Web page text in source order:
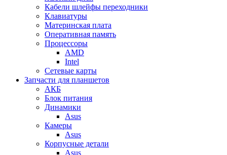
Кабели шлейфы переходники
Клавиатуры
Материнская плата
Оперативная память
Процессоры
AMD
Intel
Сетевые карты
Запчасти для планшетов
АКБ
Блок питания
Динамики
Asus
Камеры
Asus
Корпусные детали
Asus